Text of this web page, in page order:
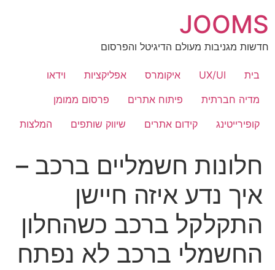
לתוכן
JOOMS
חדשות מגניבות מעולם הדיגיטל והפרסום
בית UX/UI איקומרס אפליקציות
וידאו
מדיה חברתית
פיתוח אתרים
פרסום ממומן
קופירייטינג
קידום אתרים שיווק שותפים המלצות
חלונות חשמליים ברכב –
איך נדע איזה חיישן
התקלקל ברכב כשהחלון
החשמלי ברכב לא נפתח